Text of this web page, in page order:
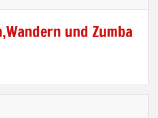
und Zumba